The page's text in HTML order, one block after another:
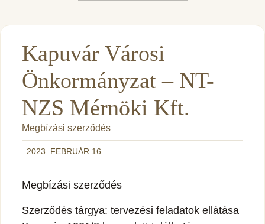
Kapuvár Városi
Önkormányzat – NT-
NZS Mérnöki Kft.
Megbízási szerződés
2023. FEBRUÁR 16.
Megbízási szerződés
Szerződés tárgya: tervezési feladatok ellátása